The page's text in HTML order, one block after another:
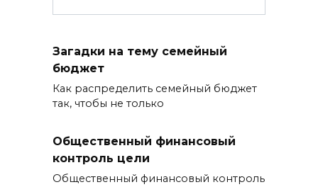
Загадки на тему семейный
бюджет
Как распределить семейный бюджет
так, чтобы не только
Общественный финансовый
контроль цели
Общественный финансовый контроль